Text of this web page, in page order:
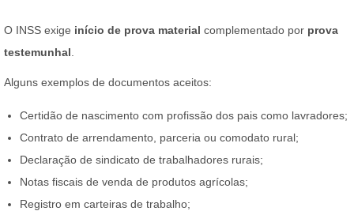
O INSS exige início de prova material complementado por prova
testemunhal
Alguns exemplos de documentos aceitos:
Certidão de nascimento com profissão dos pais como lavradores;
Contrato de arrendamento, parceria ou comodato rural;
Declaração de sindicato de trabalhadores rurais;
Notas fiscais de venda de produtos agrícolas;
Registro em carteiras de trabalho;